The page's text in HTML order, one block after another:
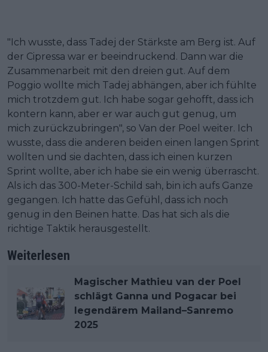
"Ich wusste, dass Tadej der Stärkste am Berg ist. Auf
der Cipressa war er beeindruckend. Dann war die
Zusammenarbeit mit den dreien gut. Auf dem
Poggio wollte mich Tadej abhängen, aber ich fühlte
mich trotzdem gut. Ich habe sogar gehofft, dass ich
kontern kann, aber er war auch gut genug, um
mich zurückzubringen", so Van der Poel weiter. Ich
wusste, dass die anderen beiden einen langen Sprint
wollten und sie dachten, dass ich einen kurzen
Sprint wollte, aber ich habe sie ein wenig überrascht.
Als ich das 300-Meter-Schild sah, bin ich aufs Ganze
gegangen. Ich hatte das Gefühl, dass ich noch
genug in den Beinen hatte. Das hat sich als die
richtige Taktik herausgestellt.
Weiterlesen
Magischer Mathieu van der Poel
schlägt Ganna und Pogacar bei
legendärem Mailand–Sanremo
2025